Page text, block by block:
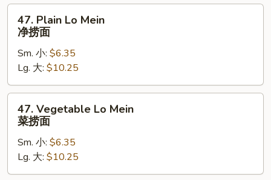
Plain
Lo
Mein
捞
面
47. Plain Lo Mein
净捞面
Sm. 小: $6.35
Lg. 大: $10.25
Vegetable
Lo
Mein
捞
47. Vegetable Lo Mein
菜捞面
Sm. 小: $6.35
Lg. 大: $10.25